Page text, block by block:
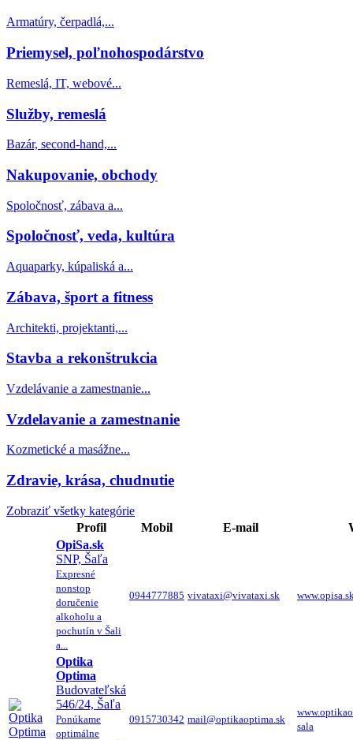
Armatúry, čerpadlá,...
Priemysel, poľnohospodárstvo
Remeslá, IT, webové...
Služby, remeslá
Bazár, second-hand,...
Nakupovanie, obchody
Spoločnosť, zábava a...
Spoločnosť, veda, kultúra
Aquaparky, kúpaliská a...
Zábava, šport a fitness
Architekti, projektanti,...
Stavba a rekonštrukcia
Vzdelávanie a zamestnanie...
Vzdelavanie a zamestnanie
Kozmetické a masážne...
Zdravie, krása, chudnutie
Zobraziť všetky kategórie
Profil
Mobil E-mail
OpiSa.sk
SNP, Šaľa
Expresné
nonstop
doručenie
alkoholu a
pochutín v Šali
a...
0944777885 vivataxi@vivataxi.sk
Optika
Optima
Budovateľská
546/24, Šaľa
Ponúkame
optimálne
0915730342 mail@optikaoptima.sk
sala